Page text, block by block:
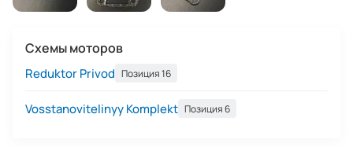
Схемы моторов
Reduktor Privod Позиция 16
Vosstanovitelinyy Komplekt Позиция 6